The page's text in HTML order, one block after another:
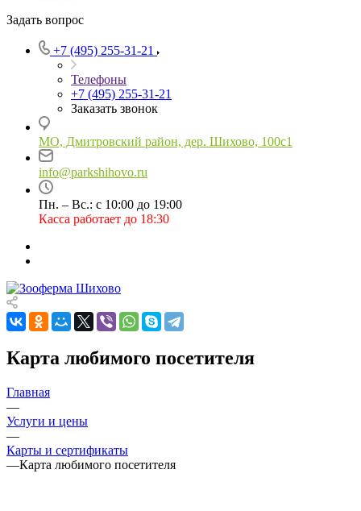
Задать вопрос
+7 (495) 255-31-21
Телефоны
+7 (495) 255-31-21
Заказать звонок
МО, Дмитровский район, дер. Шихово, 100с1
info@parkshihovo.ru
Пн. – Вс.: с 10:00 до 19:00
Касса работает до 18:30
Карта любимого посетителя
Главная
—
Услуги и цены
—
Карты и сертификаты
—Карта любимого посетителя